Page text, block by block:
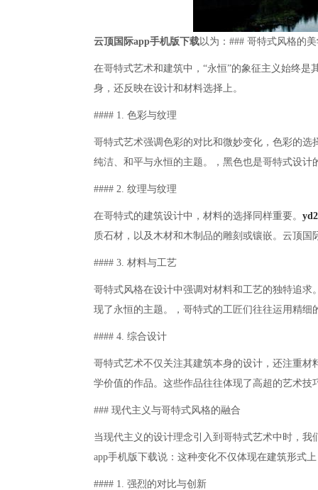
云顶国际app手机版下载以为：### 哥特式风格的
在哥特式艺术和建筑中，“永恒”的象征主义始终是
身，还反映在设计和材料选择上。
#### 1. 色彩与纹理
哥特式艺术强调色彩的对比和微妙变化，色彩的
纯洁、和平与永恒的主题。，黑色也是哥特式设
#### 2. 纹理与纹理
在哥特式的建筑设计中，材料的选择同样重要。
质石材，以及木材和木制品的雕刻或镶嵌。云顶
#### 3. 材料与工艺
哥特式风格在设计中强调对材料和工艺的独特追
现了永恒的主题。，哥特式的工匠们往往运用精
#### 4. 综合设计
哥特式艺术不仅关注其建筑本身的设计，还注重
学价值的作品。这些作品往往体现了高超的艺术技
### 现代主义与哥特式风格的融合
当现代主义的设计理念引入到哥特式艺术中时，
app手机版下载说：这种变化不仅体现在建筑形式
#### 1. 强烈的对比与创新